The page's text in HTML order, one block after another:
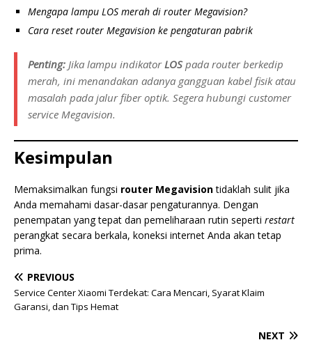
Mengapa lampu LOS merah di router Megavision?
Cara reset router Megavision ke pengaturan pabrik
Penting: Jika lampu indikatorLOSpada router berkedip
merah, ini menandakan adanya gangguan kabel fisik atau
masalah pada jalur fiber optik. Segera hubungi customer
service Megavision.
Kesimpulan
Memaksimalkan fungsi router Megavisiontidaklah sulit jika
Anda memahami dasar-dasar pengaturannya. Dengan
penempatan yang tepat dan pemeliharaan rutin seperti restart
perangkat secara berkala, koneksi internet Anda akan tetap
prima.
PREVIOUS
Service Center Xiaomi Terdekat: Cara Mencari, Syarat Klaim
Garansi, dan Tips Hemat
NEXT